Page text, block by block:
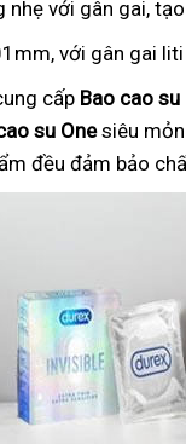
nhẹ với gân gai,
với gân gai
cấp Bao cao su
su Onesiêu
đều đảm bảo